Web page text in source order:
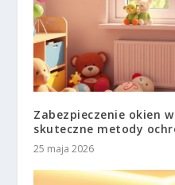
Zabezpieczenie okien
skuteczne metody
25 maja 2026